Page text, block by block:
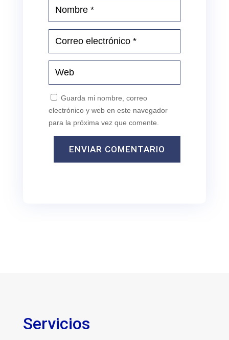
Guarda mi nombre, correo
electrónico y web en este navegador
para la próxima vez que comente.
ENVIAR COMENTARIO
Servicios